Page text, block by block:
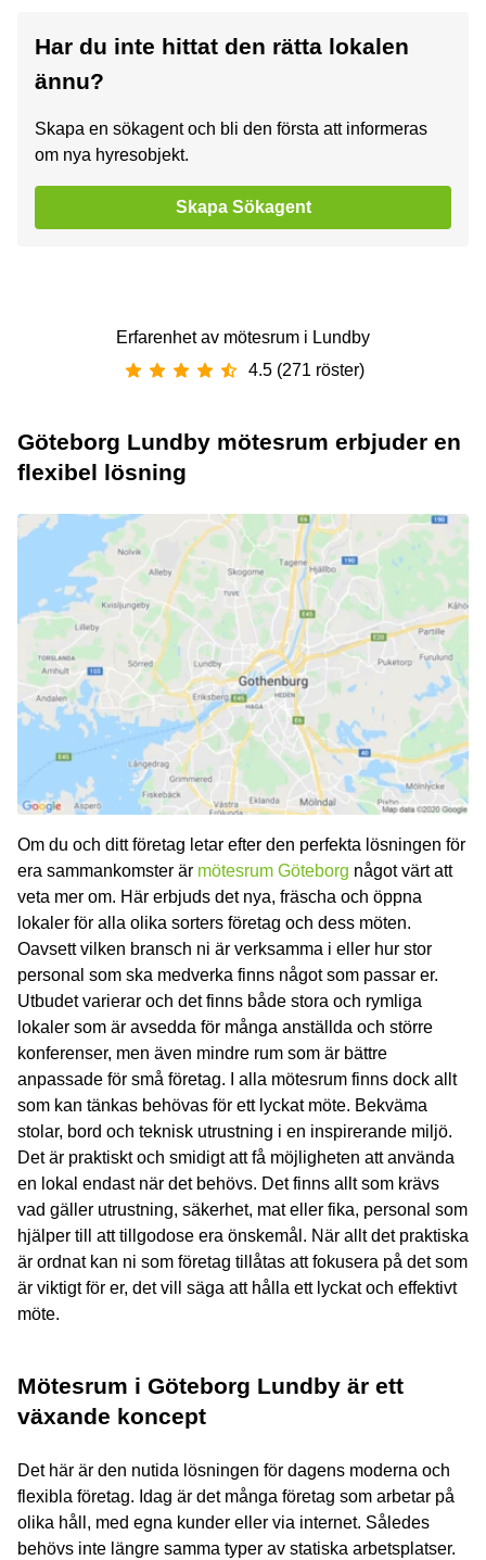
Har du inte hittat den rätta lokalen
ännu?
Skapa en sökagent och bli den första att informeras
om nya hyresobjekt.
Skapa Sökagent
Erfarenhet av ‪mötesrum‬ i ‪Lundby‬
4.5 (271 röster)
Göteborg Lundby mötesrum erbjuder en
flexibel lösning
Om du och ditt företag letar efter den perfekta lösningen för
era sammankomster är mötesrum Göteborg något värt att
veta mer om. Här erbjuds det nya, fräscha och öppna
lokaler för alla olika sorters företag och dess möten.
Oavsett vilken bransch ni är verksamma i eller hur stor
personal som ska medverka finns något som passar er.
Utbudet varierar och det finns både stora och rymliga
lokaler som är avsedda för många anställda och större
konferenser, men även mindre rum som är bättre
anpassade för små företag. I alla mötesrum finns dock allt
som kan tänkas behövas för ett lyckat möte. Bekväma
stolar, bord och teknisk utrustning i en inspirerande miljö.
Det är praktiskt och smidigt att få möjligheten att använda
en lokal endast när det behövs. Det finns allt som krävs
vad gäller utrustning, säkerhet, mat eller fika, personal som
hjälper till att tillgodose era önskemål. När allt det praktiska
är ordnat kan ni som företag tillåtas att fokusera på det som
är viktigt för er, det vill säga att hålla ett lyckat och effektivt
möte.
Mötesrum i Göteborg Lundby är ett
växande koncept
Det här är den nutida lösningen för dagens moderna och
flexibla företag. Idag är det många företag som arbetar på
olika håll, med egna kunder eller via internet. Således
behövs inte längre samma typer av statiska arbetsplatser.